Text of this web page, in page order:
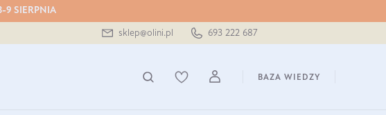
9 SIERPNIA
sklep@olini.pl 693 222 687
BAZA WIEDZY